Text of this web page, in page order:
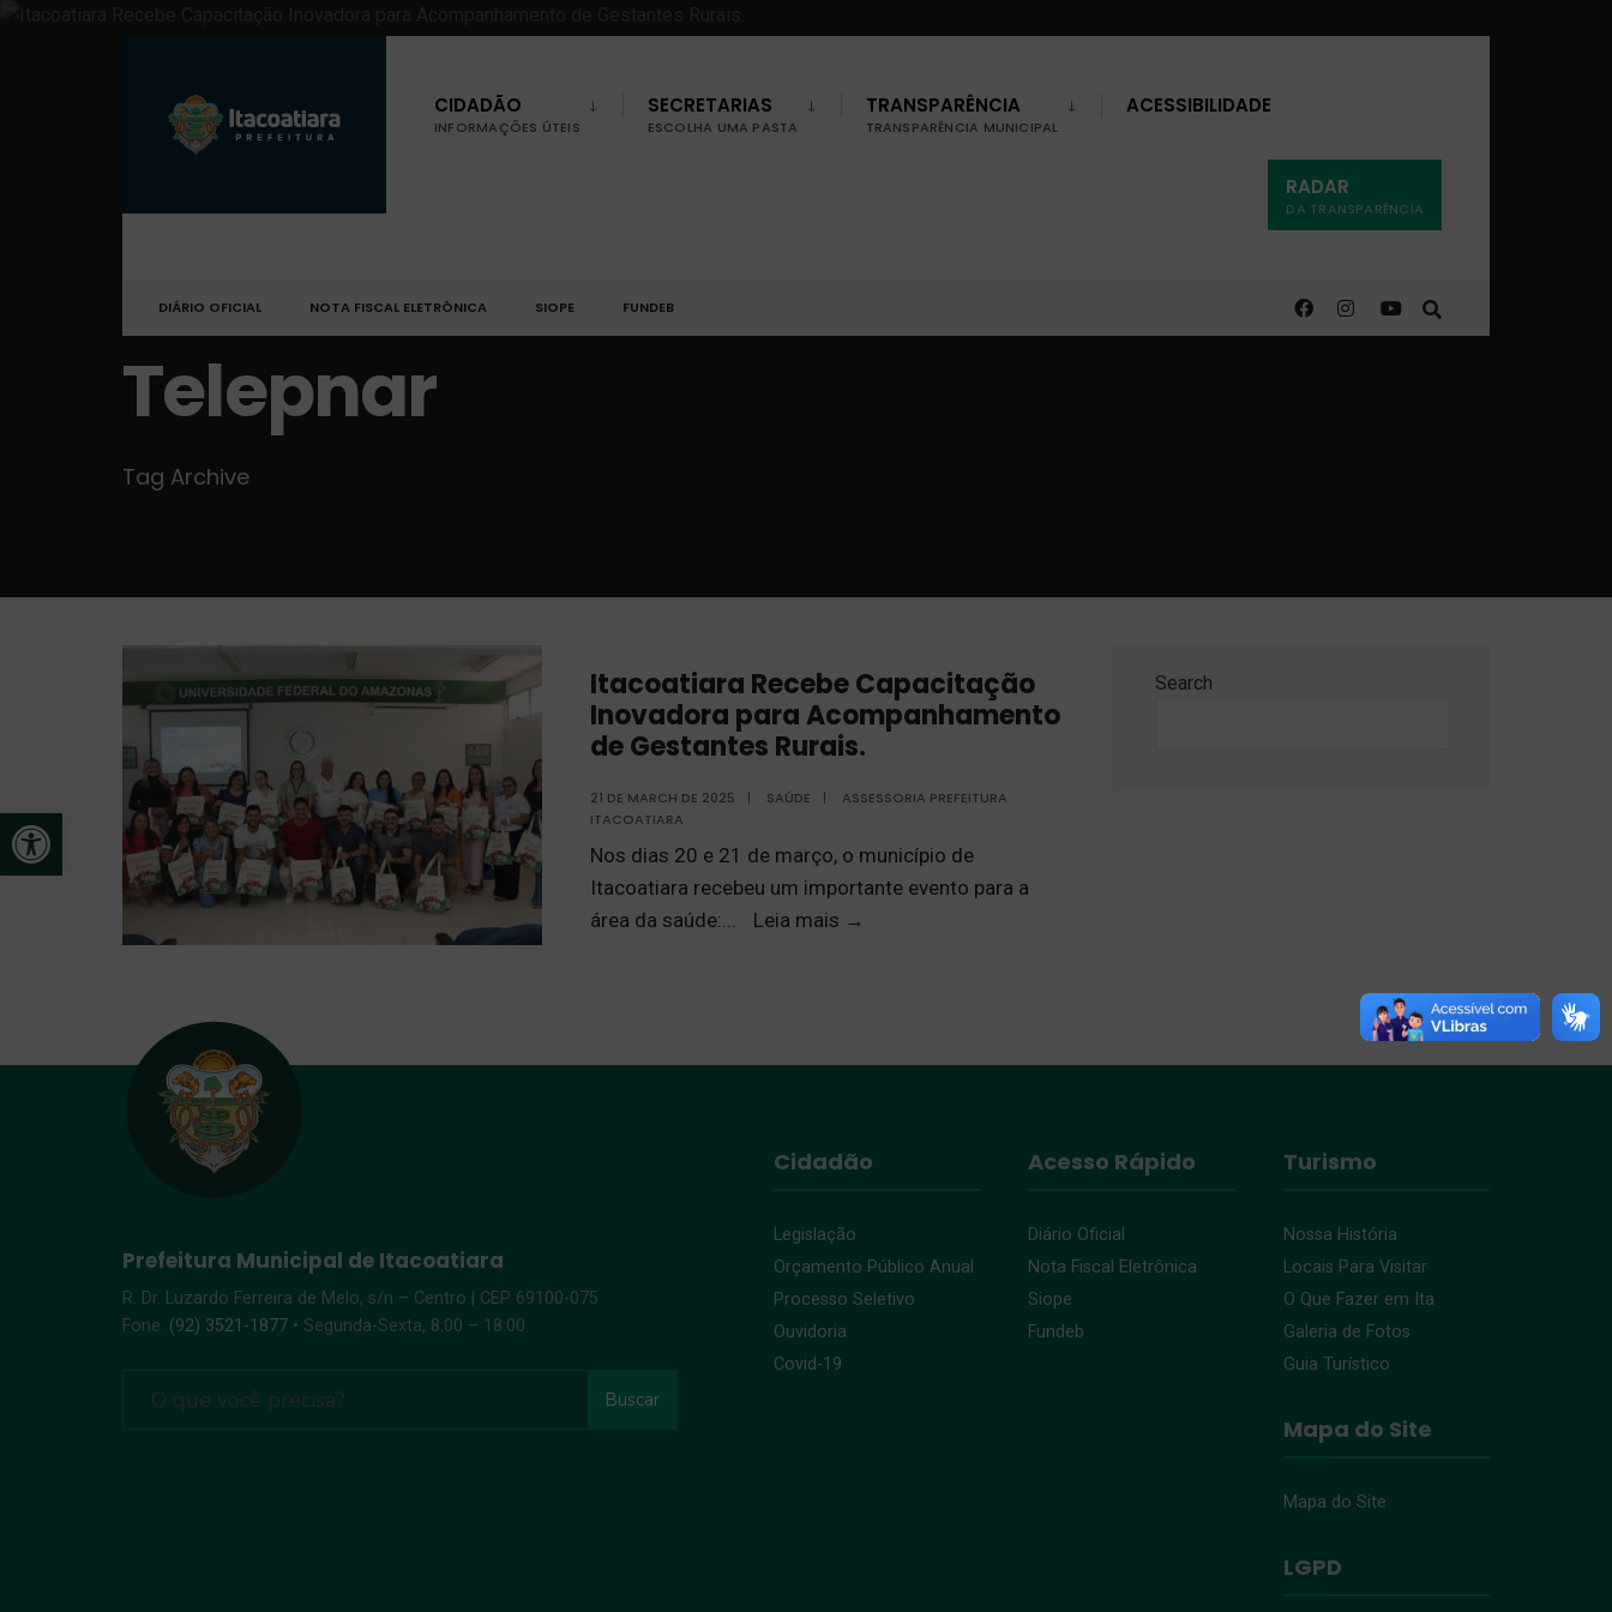
Open toolbar
CIDADÃO
INFORMAÇÕES ÚTEIS
SECRETARIAS
ESCOLHA UMA PASTA
TRANSPARÊNCIA
TRANSPARÊNCIA MUNICIPAL
ACESSIBILIDADE
RADAR
DA TRANSPARÊNCIA
DIÁRIO OFICIAL NOTA FISCAL ELETRÔNICA SIOPE FUNDEB
Telepnar
Tag Archive
Itacoatiara Recebe Capacitação
Inovadora para Acompanhamento
de Gestantes Rurais.
21 DE MARCH DE 2025 | SAÚDE |
ASSESSORIA PREFEITURA
ITACOATIARA
Nos dias 20 e 21 de março, o município de
Itacoatiara recebeu um importante evento para a
área da saúde:... Leia mais →
Search
Prefeitura Municipal de Itacoatiara
R. Dr. Luzardo Ferreira de Melo, s/n – Centro | CEP 69100-075
Fone: (92) 3521-1877 • Segunda-Sexta, 8:00 – 18:00
Buscar
Cidadão
Legislação
Orçamento Público Anual
Processo Seletivo
Ouvidoria
Covid-19
Acesso Rápido
Diário Oficial
Nota Fiscal Eletrônica
Siope
Fundeb
Turismo
Nossa História
Locais Para Visitar
O Que Fazer em Ita
Galeria de Fotos
Guia Turístico
Mapa do Site
Mapa do Site
LGPD